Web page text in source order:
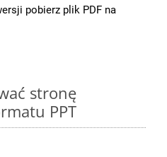
pobierz plik PDF na
stronę
PPT